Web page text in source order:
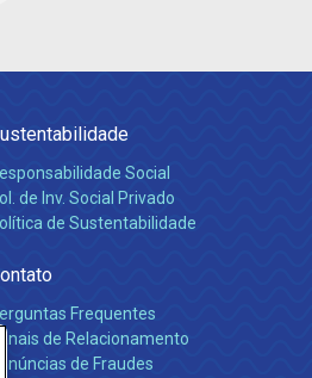
Social
de Inv. Social Privado
de Sustentabilidade
Frequentes
de Relacionamento
de Fraudes